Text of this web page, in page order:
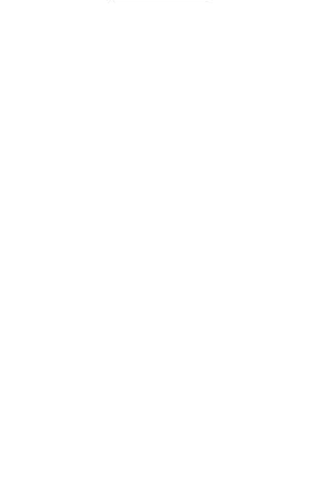
View all on this date written articles